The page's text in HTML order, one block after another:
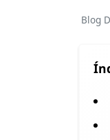
Blog